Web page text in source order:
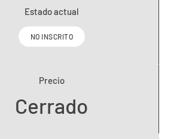
Estado actual
NO INSCRITO
Precio
Cerrado